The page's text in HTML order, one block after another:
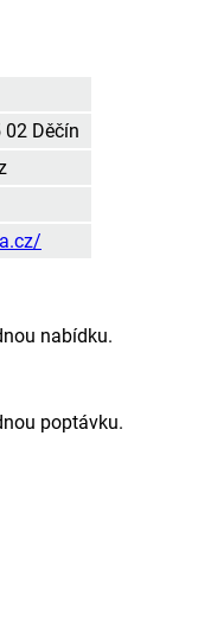
02 Děčín
nabídku.
poptávku.